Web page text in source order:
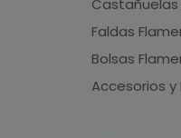
Castañuelas
Faldas
Bolsas
Accesorios y